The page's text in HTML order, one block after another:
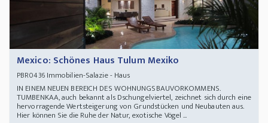
Mexico: Schönes Haus Tulum Mexiko
PBR0436Immobilien-Salazie - Haus
IN EINEM NEUEN BEREICH DES WOHNUNGSBAUVORKOMMENS.
TUMBENKAA, auch bekannt als Dschungelviertel, zeichnet sich durch eine
hervorragende Wertsteigerung von Grundstücken und Neubauten aus.
Hier können Sie die Ruhe der Natur, exotische Vögel ...